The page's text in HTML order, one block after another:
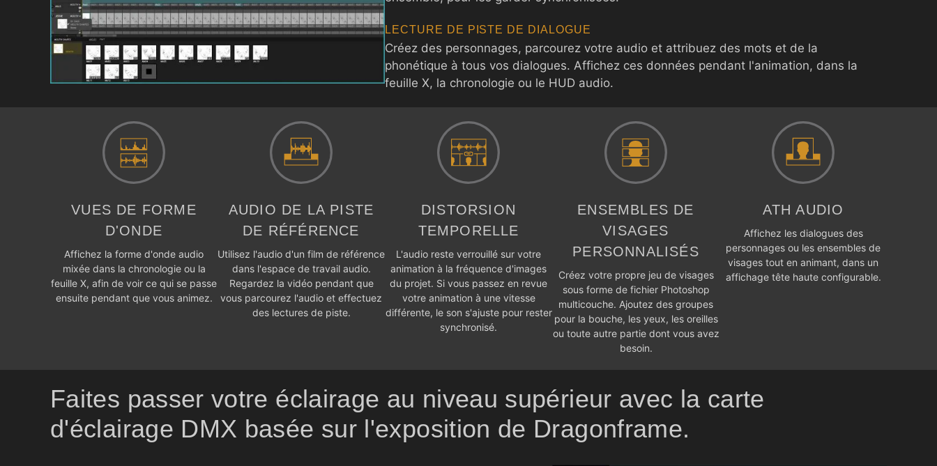
LECTURE DE PISTE DE DIALOGUE
Créez des personnages, parcourez votre audio et attribuez des mots et de la
phonétique à tous vos dialogues. Affichez ces données pendant l'animation, dans la
feuille X, la chronologie ou le HUD audio.
VUES DE FORME
D'ONDE
Affichez la forme d'onde audio
mixée dans la chronologie ou la
feuille X, afin de voir ce qui se passe
ensuite pendant que vous animez.
AUDIO DE LA PISTE
DE RÉFÉRENCE
Utilisez l'audio d'un film de référence
dans l'espace de travail audio.
Regardez la vidéo pendant que
vous parcourez l'audio et effectuez
des lectures de piste.
DISTORSION
TEMPORELLE
L'audio reste verrouillé sur votre
animation à la fréquence d'images
du projet. Si vous passez en revue
votre animation à une vitesse
différente, le son s'ajuste pour rester
synchronisé.
ENSEMBLES DE
VISAGES
PERSONNALISÉS
Créez votre propre jeu de visages
sous forme de fichier Photoshop
multicouche. Ajoutez des groupes
pour la bouche, les yeux, les oreilles
ou toute autre partie dont vous avez
besoin.
ATH AUDIO
Affichez les dialogues des
personnages ou les ensembles de
visages tout en animant, dans un
affichage tête haute configurable.
Faites passer votre éclairage au niveau supérieur avec la carte
d'éclairage DMX basée sur l'exposition de Dragonframe.